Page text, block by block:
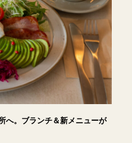
へ。ブランチ＆新メニューが